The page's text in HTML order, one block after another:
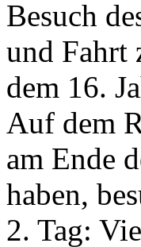
Besuch
und Fahrt
dem 16.
Auf dem
am Ende
haben,
2. Tag: